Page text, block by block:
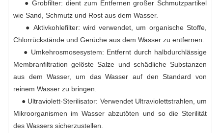
● Grobfilter: dient zum Entfernen großer Schmutzpartikel
wie Sand, Schmutz und Rost aus dem Wasser.
● Aktivkohlefilter: wird verwendet, um organische Stoffe,
Chlorrückstände und Gerüche aus dem Wasser zu entfernen.
● Umkehrosmosesystem: Entfernt durch halbdurchlässige
Membranfiltration gelöste Salze und schädliche Substanzen
aus dem Wasser, um das Wasser auf den Standard von
reinem Wasser zu bringen.
● Ultraviolett-Sterilisator: Verwendet Ultraviolettstrahlen, um
Mikroorganismen im Wasser abzutöten und so die Sterilität
des Wassers sicherzustellen.